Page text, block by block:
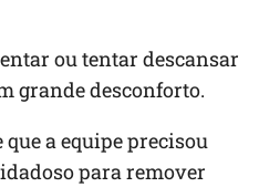
ou tentar descansar
grande desconforto.
a equipe precisou
para remover